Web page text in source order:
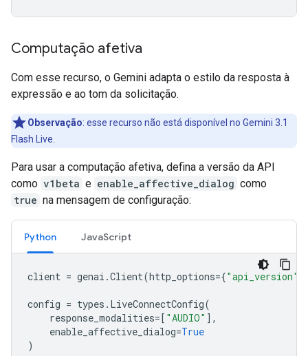
Computação afetiva
Com esse recurso, o Gemini adapta o estilo da resposta à
expressão e ao tom da solicitação.
Observação: esse recurso não está disponível no Gemini 3.1
Flash Live.
Para usar a computação afetiva, defina a versão da API
como v1beta e enable_affective_dialog como
true na mensagem de configuração:
Python JavaScript
client = genai .Client(http_options={"api_version"
config = types . LiveConnectConfig(
response_modalities=[ "AUDIO" ],
enable_affective_dialog=True
)